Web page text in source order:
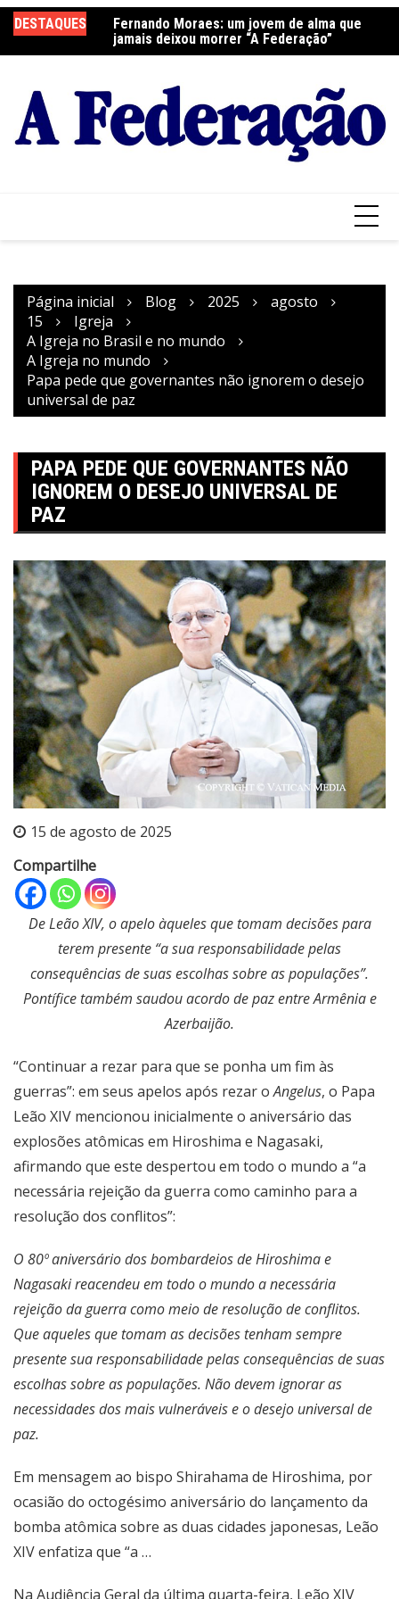
para
o
DESTAQUES
Fernando Moraes: um jovem de alma que
jamais deixou morrer “A Federação”
Curso Oração e Vida na Paróquia São José
Página inicial Blog 2025
agosto
15
Igreja
A Igreja no Brasil e no mundo
A Igreja no mundo
Papa pede que governantes não ignorem o desejo
universal de paz
PAPA PEDE QUE GOVERNANTES NÃO
IGNOREM O DESEJO UNIVERSAL DE
PAZ
15 de agosto de 2025
Compartilhe
De Leão XIV, o apelo àqueles que tomam decisões para
terem presente “a sua responsabilidade pelas
consequências de suas escolhas sobre as populações”.
Pontífice também saudou acordo de paz entre Armênia e
Azerbaijão.
“Continuar a rezar para que se ponha um fim às
guerras”: em seus apelos após rezar oAngelus, o Papa
Leão XIV mencionou inicialmente o aniversário das
explosões atômicas em Hiroshima e Nagasaki,
afirmando que este despertou em todo o mundo a “a
necessária rejeição da guerra como caminho para a
resolução dos conflitos”:
O 80º aniversário dos bombardeios de Hiroshima e
Nagasaki reacendeu em todo o mundo a necessária
rejeição da guerra como meio de resolução de conflitos.
Que aqueles que tomam as decisões tenham sempre
presente sua responsabilidade pelas consequências de suas
escolhas sobre as populações. Não devem ignorar as
necessidades dos mais vulneráveis e o desejo universal de
paz.
Em mensagem ao bispo Shirahama de Hiroshima, por
ocasião do octogésimo aniversário do lançamento da
bomba atômica sobre as duas cidades japonesas, Leão
XIV enfatiza que “a …
Na Audiência Geral da última quarta-feira, Leão XIV